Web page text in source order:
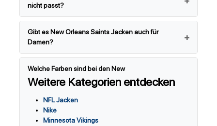
nicht passt?
Gibt es New Orleans Saints Jacken auch für
Damen?
Welche Farben sind bei den New
Weitere Kategorien entdecken
NFL Jacken
Nike
Minnesota Vikings